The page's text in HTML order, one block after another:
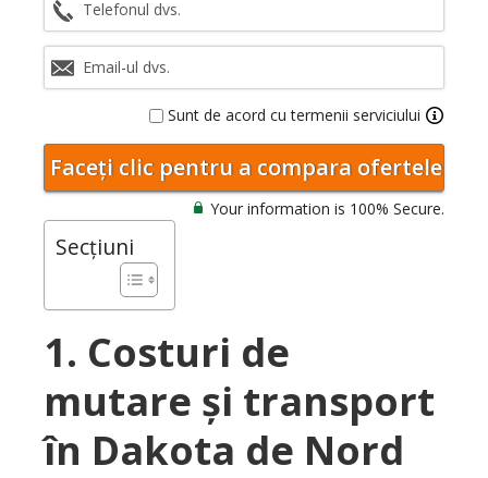
Sunt de acord cu termenii serviciului
Your information is 100% Secure.
Secțiuni
1. Costuri de
mutare și transport
în Dakota de Nord